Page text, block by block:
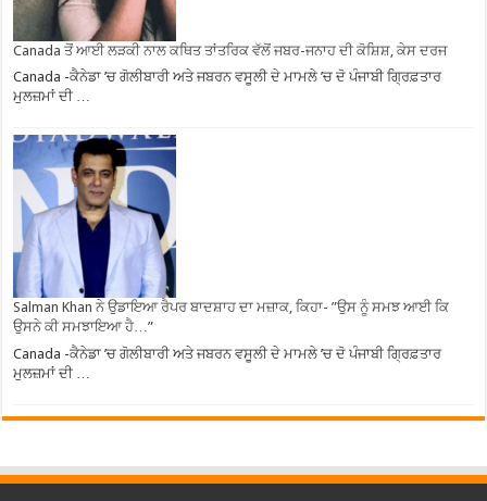
Canada ਤੋਂ ਆਈ ਲੜਕੀ ਨਾਲ ਕਥਿਤ ਤਾਂਤਰਿਕ ਵੱਲੋਂ ਜਬਰ-ਜਨਾਹ ਦੀ ਕੋਸ਼ਿਸ਼, ਕੇਸ ਦਰਜ
Canada -ਕੈਨੇਡਾ ’ਚ ਗੋਲੀਬਾਰੀ ਅਤੇ ਜਬਰਨ ਵਸੂਲੀ ਦੇ ਮਾਮਲੇ ’ਚ ਦੋ ਪੰਜਾਬੀ ਗ੍ਰਿਫ਼ਤਾਰ
ਮੁਲਜ਼ਮਾਂ ਦੀ …
Salman Khan ਨੇ ਉਡਾਇਆ ਰੈਪਰ ਬਾਦਸ਼ਾਹ ਦਾ ਮਜ਼ਾਕ, ਕਿਹਾ- ”ਉਸ ਨੂੰ ਸਮਝ ਆਈ ਕਿ
ਉਸਨੇ ਕੀ ਸਮਝਾਇਆ ਹੈ…”
Canada -ਕੈਨੇਡਾ ’ਚ ਗੋਲੀਬਾਰੀ ਅਤੇ ਜਬਰਨ ਵਸੂਲੀ ਦੇ ਮਾਮਲੇ ’ਚ ਦੋ ਪੰਜਾਬੀ ਗ੍ਰਿਫ਼ਤਾਰ
ਮੁਲਜ਼ਮਾਂ ਦੀ …